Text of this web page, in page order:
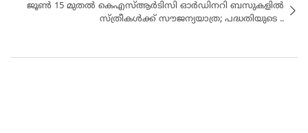
ജൂൺ 15 മുതൽ കെഎസ്ആർടിസി ഓർഡിനറി ബസുകളിൽ
സ്ത്രീകൾക്ക് സൗജന്യയാത്ര; പദ്ധതിയുടെ ..